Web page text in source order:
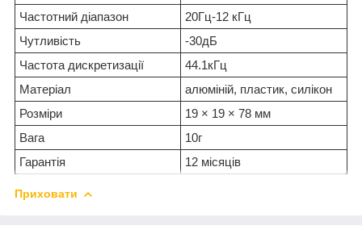
Частотний діапазон
20Гц-12 кГц
Чутливість
-30дБ
Частота дискретизації
44.1кГц
Матеріал
алюміній, пластик, силікон
Розміри
19 × 19 × 78 мм
Вага
10г
Гарантія
12 місяців
Приховати